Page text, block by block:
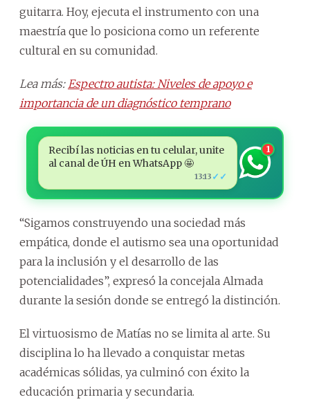
guitarra. Hoy, ejecuta el instrumento con una
maestría que lo posiciona como un referente
cultural en su comunidad.
Lea más: Espectro autista: Niveles de apoyo e
importancia de un diagnóstico temprano
Recibí las noticias en tu celular, unite
al canal de ÚH en WhatsApp 🤩
13:13 ✓✓
1
“Sigamos construyendo una sociedad más
empática, donde el autismo sea una oportunidad
para la inclusión y el desarrollo de las
potencialidades”, expresó la concejala Almada
durante la sesión donde se entregó la distinción.
El virtuosismo de Matías no se limita al arte. Su
disciplina lo ha llevado a conquistar metas
académicas sólidas, ya culminó con éxito la
educación primaria y secundaria.